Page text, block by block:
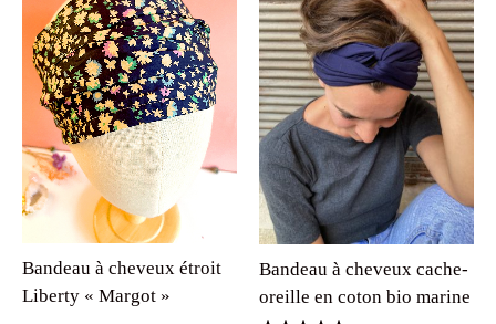
Bandeau à cheveux étroit
Liberty « Margot »
Bandeau à cheveux cache-
oreille en coton bio marine